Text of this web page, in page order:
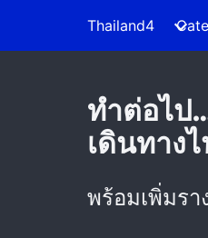
Thailand4
ทำต่อไป
เดินทาง
พร้อมเพิ่มร